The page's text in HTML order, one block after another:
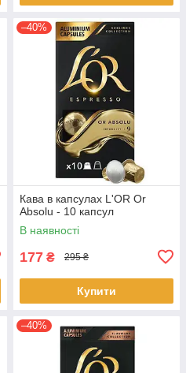
–40%
Кава в капсулах L'OR Or
Absolu - 10 капсул
В наявності
177 ₴ 295 ₴
Купити
–40%